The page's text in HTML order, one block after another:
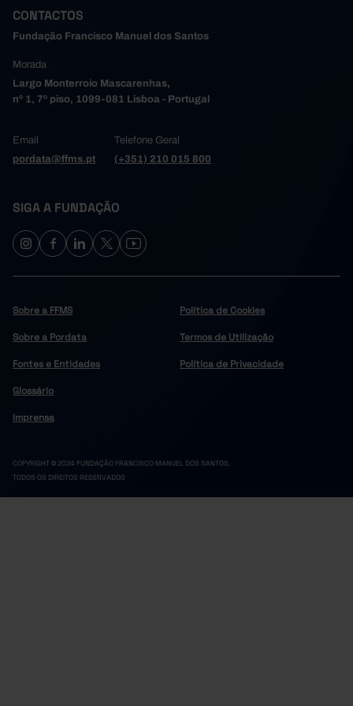
2005
2006
1,19
2008
1,05
2009
1,17
1,50
2012
2,09
2014
2016
0,96
2019
2020
2023
2024
CONTACTOS
Fundação Francisco Manuel dos Santos
Morada
Largo Monterroio Mascarenhas,
nº 1, 7º piso, 1099-081 Lisboa - Portugal
Email
pordata@ffms.pt
Telefone Geral
(+351) 210 015 800
SIGA A FUNDAÇÃO
Sobre a FFMS
Sobre a Pordata
Fontes e Entidades
Glossário
Imprensa
Política de Cookies
Termos de Utilização
Política de Privacidade
COPYRIGHT © 2024 FUNDAÇÃO FRANCISCO MANUEL DOS SANTOS.
TODOS OS DIREITOS RESERVADOS